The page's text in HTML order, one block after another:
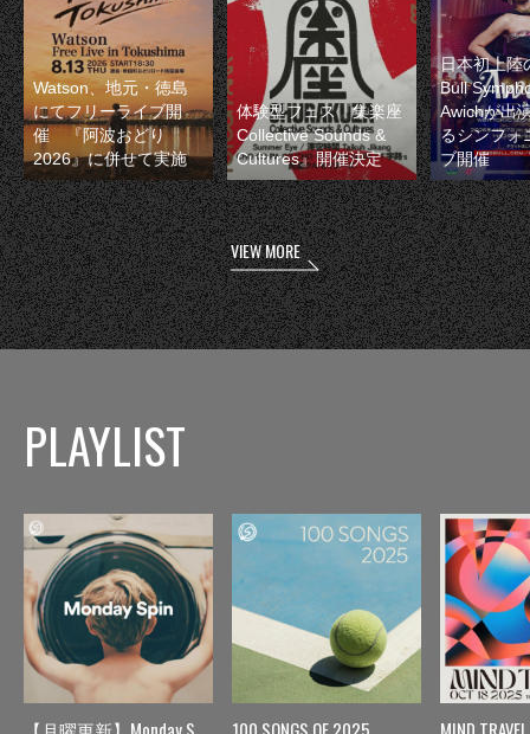
Watson、地元・徳島
にてフリーライブ開
催 『阿波おどり
2026』に併せて実施
体験型フェス『集楽座
Collective Sounds &
Cultures』開催決定
日本初上陸
Bull
Awichが出
るシンフォ
ブ開催
VIEW MORE
PLAYLIST